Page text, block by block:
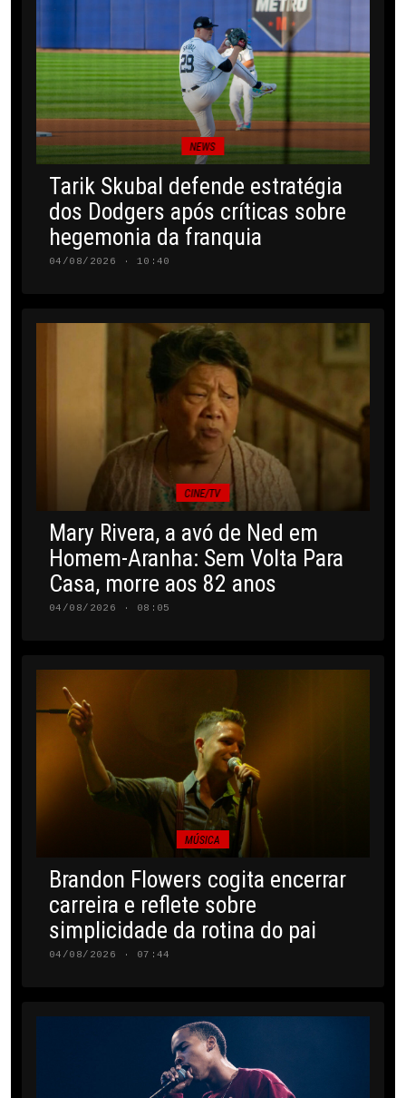
NEWS
Tarik Skubal defende estratégia
dos Dodgers após críticas sobre
hegemonia da franquia
04/08/2026 · 10:40
CINE/TV
Mary Rivera, a avó de Ned em
Homem-Aranha: Sem Volta Para
Casa, morre aos 82 anos
04/08/2026 · 08:05
MÚSICA
Brandon Flowers cogita encerrar
carreira e reflete sobre
simplicidade da rotina do pai
04/08/2026 · 07:44